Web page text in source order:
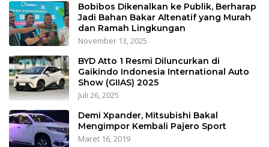
Bobibos Dikenalkan ke Publik, Berharap
Jadi Bahan Bakar Altenatif yang Murah
dan Ramah Lingkungan
November 13, 2025
BYD Atto 1 Resmi Diluncurkan di
Gaikindo Indonesia International Auto
Show (GIIAS) 2025
Juli 26, 2025
Demi Xpander, Mitsubishi Bakal
Mengimpor Kembali Pajero Sport
Maret 16, 2019